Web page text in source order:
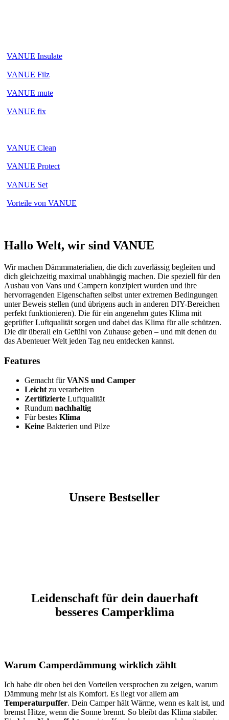
VANUE Insulate
VANUE Filz
VANUE mute
VANUE fix
VANUE Clean
VANUE Protect
VANUE Set
Vorteile von VANUE
Hallo Welt, wir sind VANUE
Wir machen Dämmmaterialien, die dich zuverlässig begleiten und
dich gleichzeitig maximal unabhängig machen. Die speziell für den
Ausbau von Vans und Campern konzipiert wurden und ihre
hervorragenden Eigenschaften selbst unter extremen Bedingungen
unter Beweis stellen (und übrigens auch in anderen DIY-Bereichen
perfekt funktionieren). Die für ein angenehm gutes Klima mit
geprüfter Luftqualität sorgen und dabei das Klima für alle schützen.
Die dir überall ein Gefühl von Zuhause geben – und mit denen du
das Abenteuer Welt jeden Tag neu entdecken kannst.
Features
Gemacht fürVANS und Camper
Leicht zu verarbeiten
Zertifizierte Luftqualität
Rundum nachhaltig
Für bestes Klima
Keine Bakterien und Pilze
Unsere Bestseller
Leidenschaft für dein dauerhaft
besseres Camperklima
Warum Camperdämmung wirklich zählt
Ich habe dir oben bei den Vorteilen versprochen zu zeigen, warum
Dämmung mehr ist als Komfort. Es liegt vor allem am
Temperaturpuffer. Dein Camper hält Wärme, wenn es kalt ist, und
bremst Hitze, wenn die Sonne brennt. So bleibt das Klima stabiler.